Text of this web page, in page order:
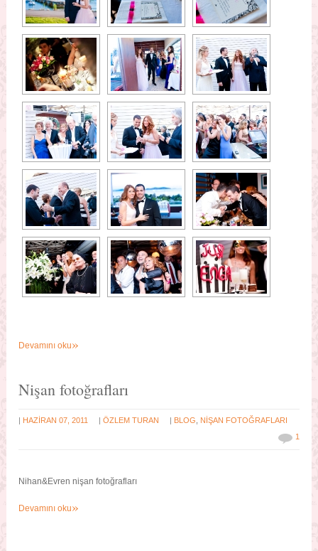
Devamını oku»
Nişan fotoğrafları
| HAZIRAN 07, 2011 |ÖZLEM TURAN | BLOG
NIŞAN FOTOĞRAFLARI
1
Nihan&Evren nişan fotoğrafları
Devamını oku»